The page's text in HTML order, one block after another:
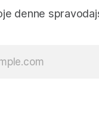
denne